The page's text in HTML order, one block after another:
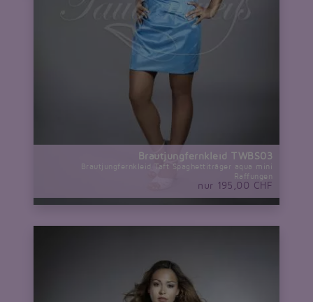
Brautjungfernkleid TWBS03
Brautjungfernkleid Taft Spaghettiträger aqua mini
Raffungen
nur 195,00 CHF